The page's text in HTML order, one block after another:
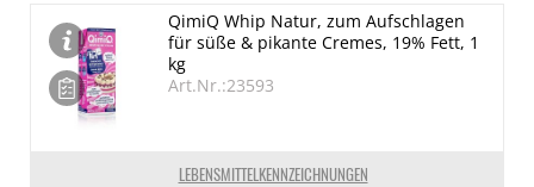
LEBENSMITTELKENNZEICHNUNGEN
QimiQ Whip Natur, zum Aufschlagen
für süße & pikante Cremes, 19% Fett, 1
kg
Art.Nr.:23593